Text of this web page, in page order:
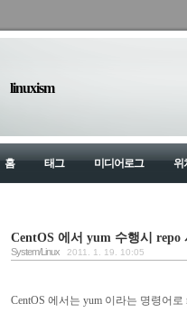
linuxism
홈 태그 미디어로그 위
CentOS 에서 yum 수행시 repo
System/Linux 2011. 1. 19. 10:05
CentOS 에서는 yum 이라는 명령어